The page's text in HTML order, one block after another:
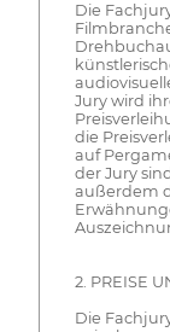
Die
Jury wird
die
auf
der Jury
außerdem
2. PREISE
Die